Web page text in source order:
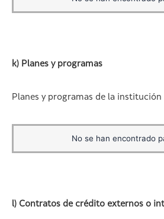
k) Planes y programas
Planes y programas de la institución
No se han encontrado
l) Contratos de crédito externos o